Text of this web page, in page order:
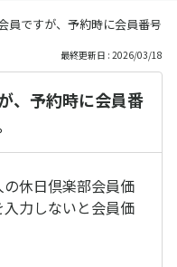
員ですが、予約時に会員番号
最終更新日 : 2026/03/18
、予約時に会員番
休日倶楽部会員価
力しないと会員価